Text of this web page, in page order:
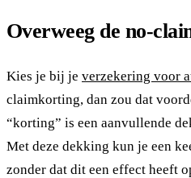
Overweeg de no-
Kies je bij je verzekering voor
claimkorting, dan zou dat
“korting” is een aanvullende
Met deze dekking kun je een
zonder dat dit een effect heeft